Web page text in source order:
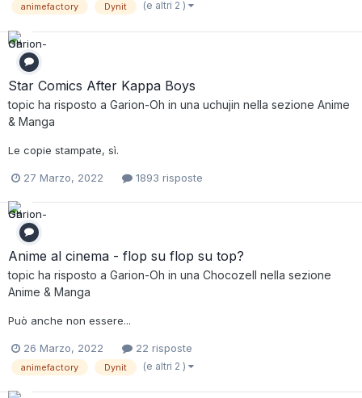
animefactory Dynit (e altri 2 )
Star Comics After Kappa Boys
topic ha risposto a Garion-Oh in una uchujin nella sezione Anime
& Manga
Le copie stampate, sì.
27 Marzo, 2022 1893 risposte
Anime al cinema - flop su flop su top?
topic ha risposto a Garion-Oh in una Chocozell nella sezione
Anime & Manga
Può anche non essere...
26 Marzo, 2022 22 risposte
animefactory Dynit (e altri 2 )